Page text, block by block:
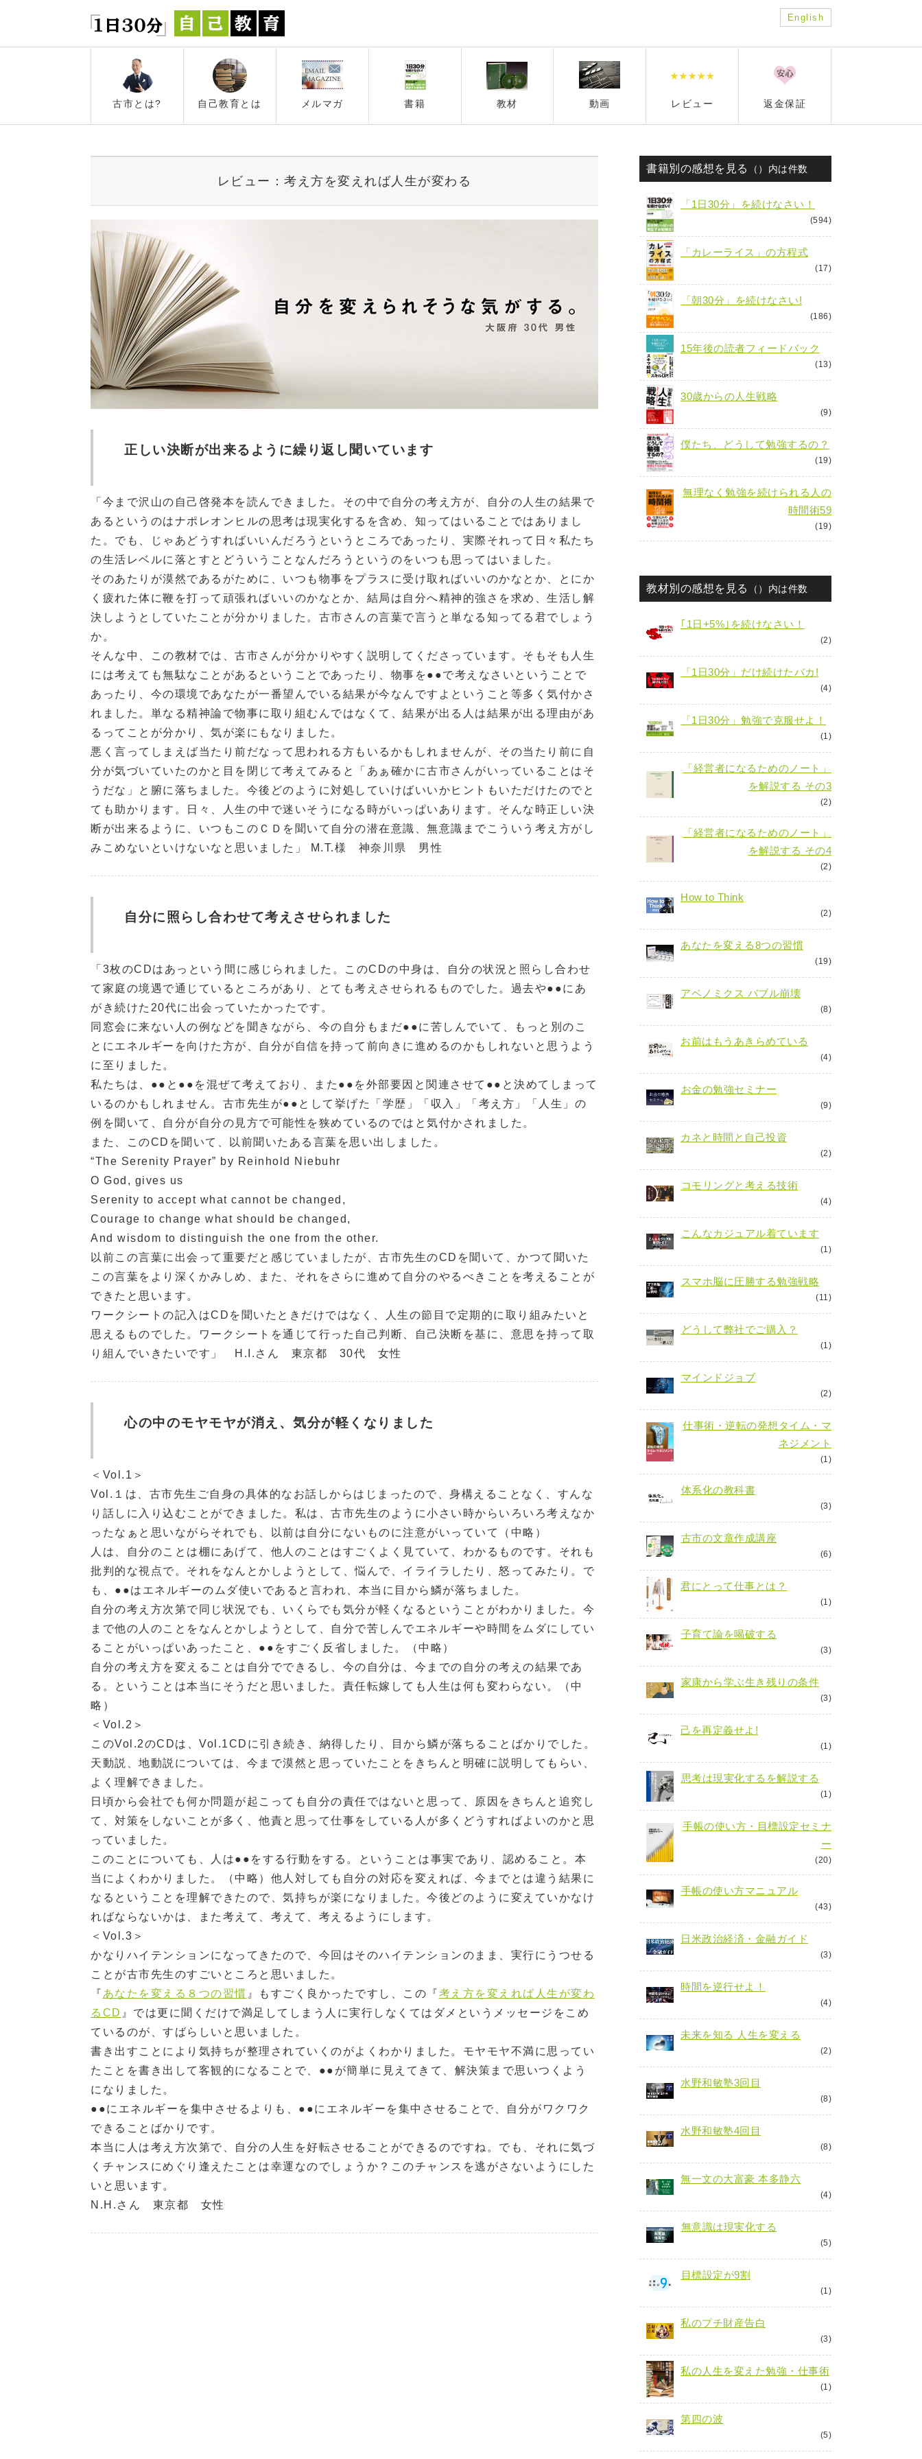
English
古市とは? 自己教育とは メルマガ 書籍 教材 動画 レビュー 返金保証
レビュー：考え方を変えれば人生が変わる
正しい決断が出来るように繰り返し聞いています
「今まで沢山の自己啓発本を読んできました。その中で自分の考え方が、自分の人生の結果で
あるというのはナポレオンヒルの思考は現実化するを含め、知ってはいることではありまし
た。でも、じゃあどうすればいいんだろうというところであったり、実際それって日々私たち
の生活レベルに落とすとどういうことなんだろうというのをいつも思ってはいました。
そのあたりが漠然であるがために、いつも物事をプラスに受け取ればいいのかなとか、とにか
く疲れた体に鞭を打って頑張ればいいのかなとか、結局は自分へ精神的強さを求め、生活し解
決しようとしていたことが分かりました。古市さんの言葉で言うと単なる知ってる君でしょう
か。
そんな中、この教材では、古市さんが分かりやすく説明してくださっています。そもそも人生
には考えても無駄なことがあるということであったり、物事を●●で考えなさいということで
あったり、今の環境であなたが一番望んでいる結果が今なんですよということ等多く気付かさ
れました。単なる精神論で物事に取り組むんではなくて、結果が出る人は結果が出る理由があ
るってことが分かり、気が楽にもなりました。
悪く言ってしまえば当たり前だなって思われる方もいるかもしれませんが、その当たり前に自
分が気づいていたのかと目を閉じて考えてみると「あぁ確かに古市さんがいっていることはそ
うだな」と腑に落ちました。今後どのように対処していけばいいかヒントもいただけたのでと
ても助かります。日々、人生の中で迷いそうになる時がいっぱいあります。そんな時正しい決
断が出来るように、いつもこのＣＤを聞いて自分の潜在意識、無意識までこういう考え方がし
みこめないといけないなと思いました」 M.T.様 神奈川県 男性
自分に照らし合わせて考えさせられました
「3枚のCDはあっという間に感じられました。このCDの中身は、自分の状況と照らし合わせ
て家庭の境遇で通じているところがあり、とても考えさせられるものでした。過去や●●にあ
がき続けた20代に出会っていたかったです。
同窓会に来ない人の例などを聞きながら、今の自分もまだ●●に苦しんでいて、もっと別のこ
とにエネルギーを向けた方が、自分が自信を持って前向きに進めるのかもしれないと思うよう
に至りました。
私たちは、●●と●●を混ぜて考えており、また●●を外部要因と関連させて●●と決めてしまって
いるのかもしれません。古市先生が●●として挙げた「学歴」「収入」「考え方」「人生」の
例を聞いて、自分が自分の見方で可能性を狭めているのではと気付かされました。
また、このCDを聞いて、以前聞いたある言葉を思い出しました。
“The Serenity Prayer” by Reinhold Niebuhr
O God, gives us
Serenity to accept what cannot be changed,
Courage to change what should be changed,
And wisdom to distinguish the one from the other.
以前この言葉に出会って重要だと感じていましたが、古市先生のCDを聞いて、かつて聞いた
この言葉をより深くかみしめ、また、それをさらに進めて自分のやるべきことを考えることが
できたと思います。
ワークシートの記入はCDを聞いたときだけではなく、人生の節目で定期的に取り組みたいと
思えるものでした。ワークシートを通じて行った自己判断、自己決断を基に、意思を持って取
り組んでいきたいです」 H.I.さん 東京都 30代 女性
心の中のモヤモヤが消え、気分が軽くなりました
＜Vol.1＞
Vol.１は、古市先生ご自身の具体的なお話しからはじまったので、身構えることなく、すんな
り話しに入り込むことができました。私は、古市先生のように小さい時からいろいろ考えなか
ったなぁと思いながらそれでも、以前は自分にないものに注意がいっていて（中略）
人は、自分のことは棚にあげて、他人のことはすごくよく見ていて、わかるものです。それも
批判的な視点で。それをなんとかしようとして、悩んで、イライラしたり、怒ってみたり。で
も、●●はエネルギーのムダ使いであると言われ、本当に目から鱗が落ちました。
自分の考え方次第で同じ状況でも、いくらでも気分が軽くなるということがわかりました。今
まで他の人のことをなんとかしようとして、自分で苦しんでエネルギーや時間をムダにしてい
ることがいっぱいあったこと、●●をすごく反省しました。（中略）
自分の考え方を変えることは自分でできるし、今の自分は、今までの自分の考えの結果であ
る。ということは本当にそうだと思いました。責任転嫁しても人生は何も変わらない。（中
略）
＜Vol.2＞
このVol.2のCDは、Vol.1CDに引き続き、納得したり、目から鱗が落ちることばかりでした。
天動説、地動説については、今まで漠然と思っていたことをきちんと明確に説明してもらい、
よく理解できました。
日頃から会社でも何か問題が起こっても自分の責任ではないと思って、原因をきちんと追究し
て、対策をしないことが多く、他責と思って仕事をしている人が多くどうすればよいのかと思
っていました。
このことについても、人は●●をする行動をする。ということは事実であり、認めること。本
当によくわかりました。（中略）他人対しても自分の対応を変えれば、今までとは違う結果に
なるということを理解できたので、気持ちが楽になりました。今後どのように変えていかなけ
ればならないかは、また考えて、考えて、考えるようにします。
＜Vol.3＞
かなりハイテンションになってきたので、今回はそのハイテンションのまま、実行にうつせる
ことが古市先生のすごいところと思いました。
『 あなたを変える８つの習慣 』もすごく良かったですし、この『考え方を変えれば人生が変わ
るCD 』では更に聞くだけで満足してしまう人に実行しなくてはダメというメッセージをこめ
ているのが、すばらしいと思いました。
書き出すことにより気持ちが整理されていくのがよくわかりました。モヤモヤ不満に思ってい
たことを書き出して客観的になることで、●●が簡単に見えてきて、解決策まで思いつくよう
になりました。
●●にエネルギーを集中させるよりも、●●にエネルギーを集中させることで、自分がワクワク
できることばかりです。
本当に人は考え方次第で、自分の人生を好転させることができるのですね。でも、それに気づ
くチャンスにめぐり逢えたことは幸運なのでしょうか？このチャンスを逃がさないようにした
いと思います。
N.H.さん 東京都 女性
書籍別の感想を見る （）内は件数
「1日30分」を続けなさい！
(594)
「カレーライス」の方程式
(17)
「朝30分」を続けなさい!
(186)
15年後の読者フィードバック
(13)
30歳からの人生戦略
(9)
僕たち、どうして勉強するの？
(19)
無理なく勉強を続けられる人の
時間術59
(19)
教材別の感想を見る （）内は件数
｢1日+5%｣を続けなさい！
(2)
「1日30分」だけ続けたバカ!
(4)
「1日30分」勉強で克服せよ！
(1)
「経営者になるためのノート」
を解説する その3
(2)
「経営者になるためのノート」
を解説する その4
(2)
How to Think
(2)
あなたを変える8つの習慣
(19)
アベノミクス バブル崩壊
(8)
お前はもうあきらめている
(4)
お金の勉強セミナー
(9)
カネと時間と自己投資
(2)
コモリングと考える技術
(4)
こんなカジュアル着ています
(1)
スマホ脳に圧勝する勉強戦略
(11)
どうして弊社でご購入？
(1)
マインドジョブ
(2)
仕事術・逆転の発想タイム・マ
ネジメント
(1)
体系化の教科書
(3)
古市の文章作成講座
(6)
君にとって仕事とは？
(1)
子育て論を喝破する
(3)
家康から学ぶ生き残りの条件
(3)
己を再定義せよ!
(1)
思考は現実化するを解説する
(1)
手帳の使い方・目標設定セミナ
ー
(20)
手帳の使い方マニュアル
(43)
日米政治経済・金融ガイド
(3)
時間を逆行せよ！
(4)
未来を知る 人生を変える
(2)
水野和敏塾3回目
(8)
水野和敏塾4回目
(8)
無一文の大富豪 本多静六
(4)
無意識は現実化する
(5)
目標設定が9割
(1)
私のプチ財産告白
(3)
私の人生を変えた勉強・仕事術
(1)
第四の波
(5)